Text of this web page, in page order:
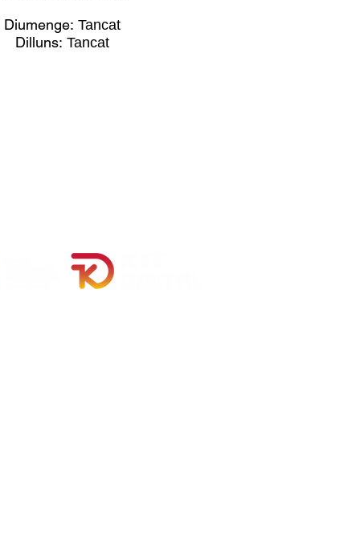
Diumenge: Tancat
Dilluns: Tancat